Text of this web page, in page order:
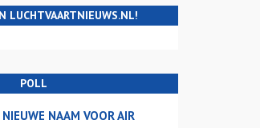
LUCHTVAARTNIEUWS.NL!
POLL
NAAM VOOR AIR